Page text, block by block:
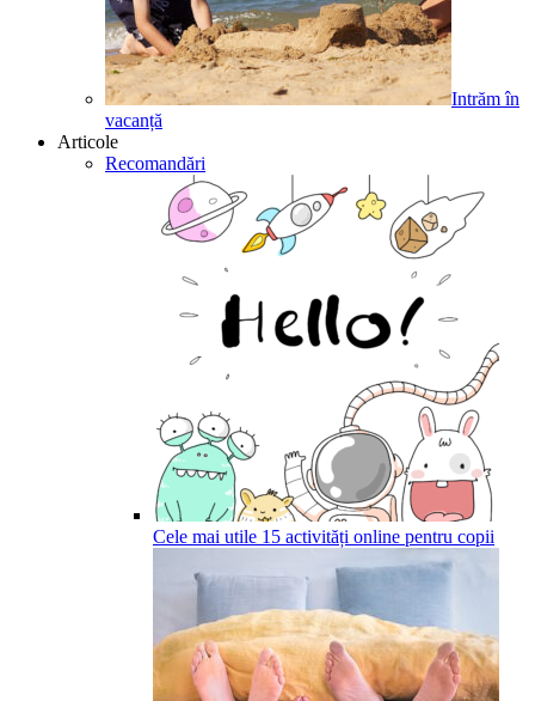
Intrăm în
vacanță
Articole
Recomandări
Cele mai utile 15 activități online pentru copii